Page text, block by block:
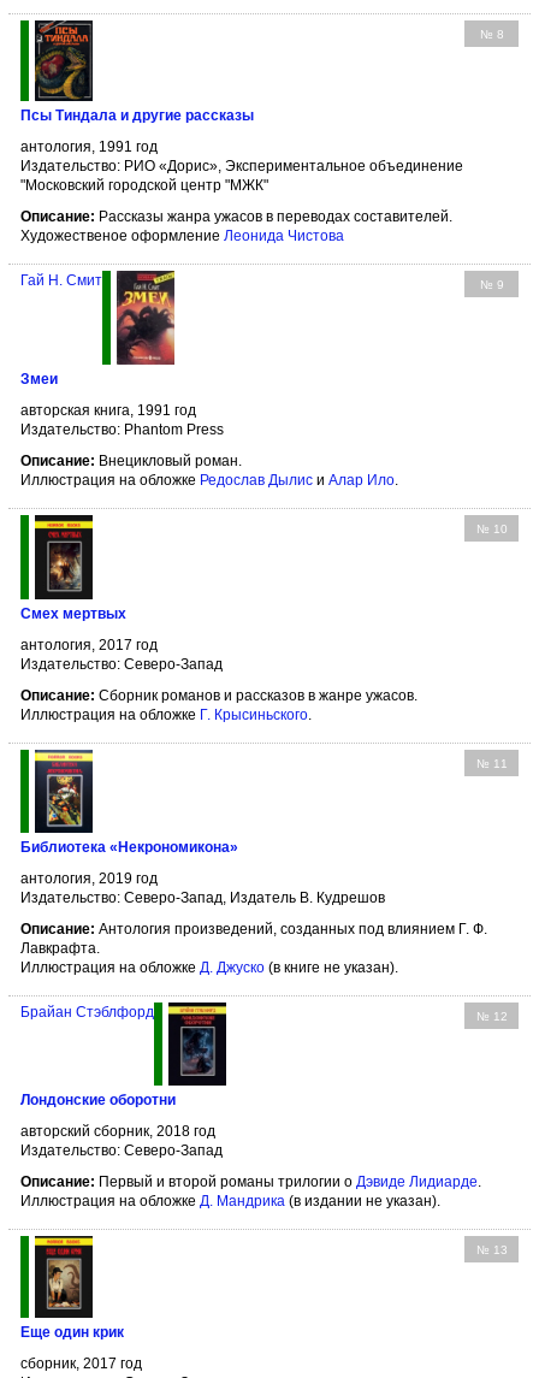
№ 8
Псы Тиндала и другие рассказы
антология, 1991 год
Издательство: РИО «Дорис», Экспериментальное объединение
"Московский городской центр "МЖК"
Описание: Рассказы жанра ужасов в переводах составителей.
Художественое оформление Леонида Чистова
№ 9
Гай Н. Смит
Змеи
авторская книга, 1991 год
Издательство: Phantom Press
Описание: Внецикловый роман.
Иллюстрация на обложке Редослав Дылис и Алар Ило
№ 10
Смех мертвых
антология, 2017 год
Издательство: Северо-Запад
Описание: Сборник романов и рассказов в жанре ужасов.
Иллюстрация на обложке Г. Крысиньского.
№ 11
Библиотека «Некрономикона»
антология, 2019 год
Издательство: Северо-Запад, Издатель В. Кудрешов
Описание: Антология произведений, созданных под влиянием Г. Ф.
Лавкрафта.
Иллюстрация на обложке Д. Джуско (в книге не указан).
№ 12
Брайан Стэблфорд
Лондонские оборотни
авторский сборник, 2018 год
Издательство: Северо-Запад
Описание: Первый и второй романы трилогии о Дэвиде Лидиарде.
Иллюстрация на обложке Д. Мандрика (в издании не указан).
№ 13
Еще один крик
сборник, 2017 год